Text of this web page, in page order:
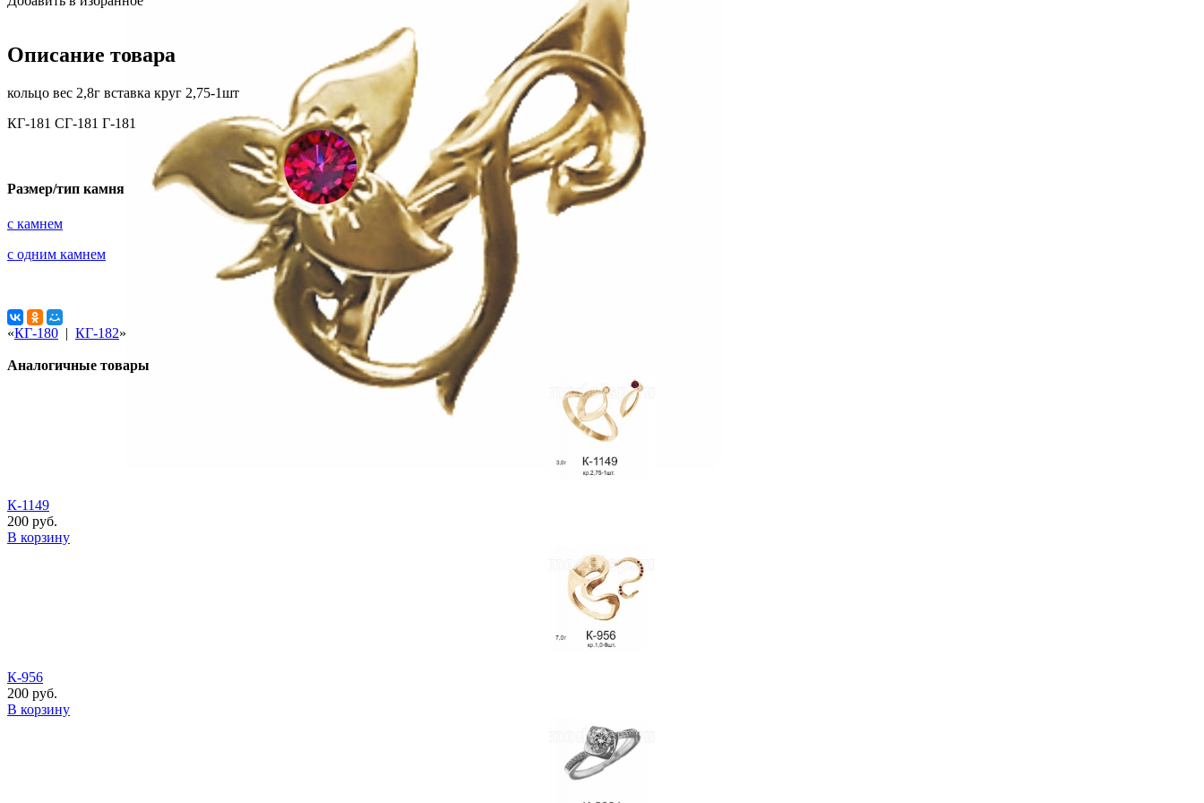
Описание товара
кольцо вес 2,8г вставка круг 2,75-1шт
КГ-181 СГ-181 Г-181
Размер/тип камня
с камнем
с одним камнем
«КГ-180 КГ-182»
Аналогичные товары
К-1149
200 руб.
В корзину
К-956
200 руб.
В корзину